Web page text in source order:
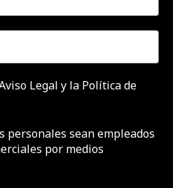
Legal y la Política de
personales sean empleados
por medios